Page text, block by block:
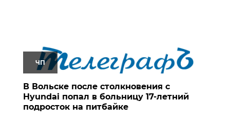
ЧП
В Вольске после столкновения с
Hyundai попал в больницу 17-летний
подросток на питбайке